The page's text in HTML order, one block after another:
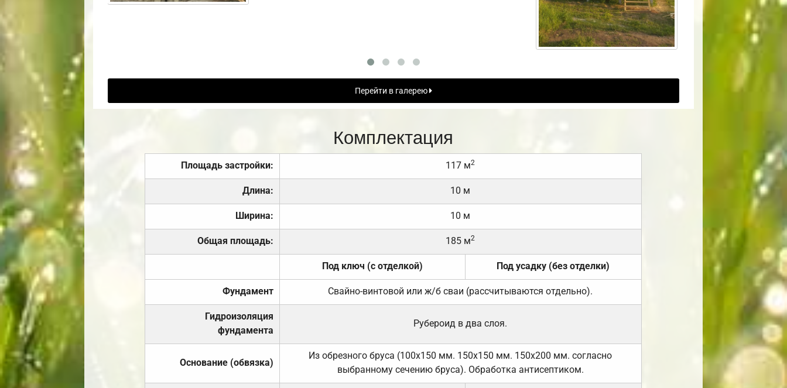
Перейти в галерею
Комплектация
Площадь застройки: 117 м2
Длина: 10 м
Ширина: 10 м
Общая площадь: 185 м2
Под ключ (с отделкой) Под усадку (без отделки)
Фундамент Свайно-винтовой или ж/б сваи (рассчитываются отдельно).
Гидроизоляция
фундамента
Рубероид в два слоя.
Основание (обвязка)
Из обрезного бруса (100х150 мм. 150х150 мм. 150х200 мм. согласно
выбранному сечению бруса). Обработка антисептиком.